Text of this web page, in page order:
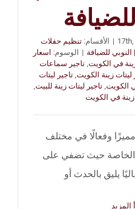
| الأقسام: تنظيم حفلات
| الوسوم: اسعار
في الكويت ,تاجير سماعات
ليتات زينة الكويت تاجير ليتات
الكويت تاجير ليتات زينة للبيت
في الكويت
مميزًا وفعالًا في مختلف
الخاصة حيث تضفي على
يليق بالحدث أو